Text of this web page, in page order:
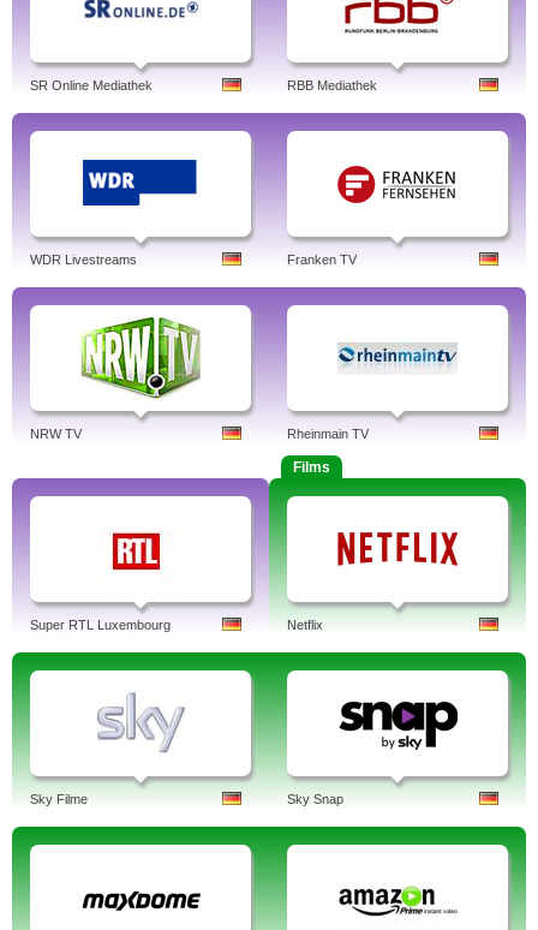
SR Online Mediathek RBB Mediathek
WDR Livestreams Franken TV
NRW TV Rheinmain TV
Super RTL Luxembourg
Films
Netflix
Sky Filme Sky Snap